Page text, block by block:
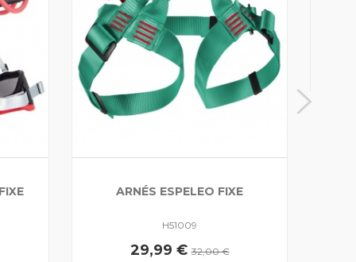
ARNÉS ESPELEO FIXE
H51009
29,99 €32,00 €